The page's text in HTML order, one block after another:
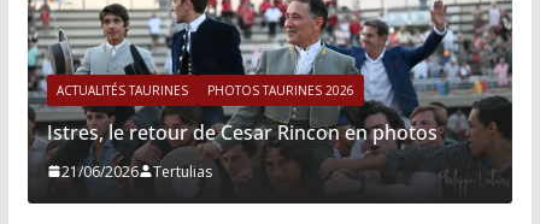
ACTUALITÉS TAURINES PHOTOS TAURINES 2026
Istres, le retour de Cesar Rincon en photos
21/06/2026 Tertulias